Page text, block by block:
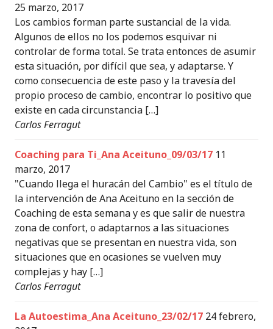
25 marzo, 2017
Los cambios forman parte sustancial de la vida.
Algunos de ellos no los podemos esquivar ni
controlar de forma total. Se trata entonces de asumir
esta situación, por difícil que sea, y adaptarse. Y
como consecuencia de este paso y la travesía del
propio proceso de cambio, encontrar lo positivo que
existe en cada circunstancia […]
Carlos Ferragut
Coaching para Ti_Ana Aceituno_09/03/17 11
marzo, 2017
"Cuando llega el huracán del Cambio" es el título de
la intervención de Ana Aceituno en la sección de
Coaching de esta semana y es que salir de nuestra
zona de confort, o adaptarnos a las situaciones
negativas que se presentan en nuestra vida, son
situaciones que en ocasiones se vuelven muy
complejas y hay […]
Carlos Ferragut
La Autoestima_Ana Aceituno_23/02/17 24 febrero,